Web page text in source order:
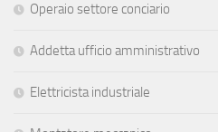
Operaio settore conciario
Addetta ufficio amministrativo
Elettricista industriale